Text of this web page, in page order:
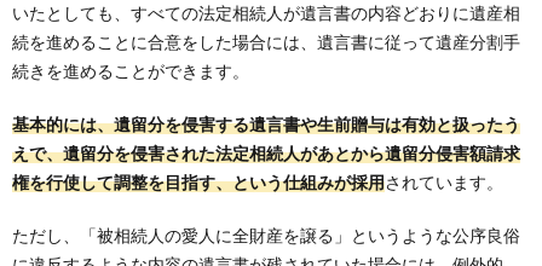
いたとしても、すべての法定相続人が遺言書の内容どおりに遺産相
続を進めることに合意をした場合には、遺言書に従って遺産分割手
続きを進めることができます。
基本的には、遺留分を侵害する遺言書や生前贈与は有効と扱ったう
えで、遺留分を侵害された法定相続人があとから遺留分侵害額請求
権を行使して調整を目指す、という仕組みが採用されています。
ただし、「被相続人の愛人に全財産を譲る」というような公序良俗